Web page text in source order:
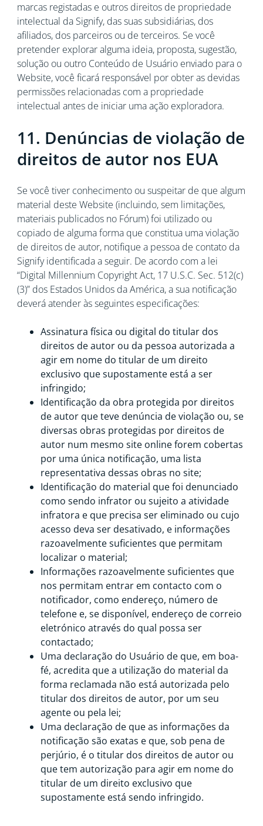
marcas registadas e outros direitos de propriedade
intelectual da Signify, das suas subsidiárias, dos
afiliados, dos parceiros ou de terceiros. Se você
pretender explorar alguma ideia, proposta, sugestão,
solução ou outro Conteúdo de Usuário enviado para o
Website, você ficará responsável por obter as devidas
permissões relacionadas com a propriedade
intelectual antes de iniciar uma ação exploradora.
11. Denúncias de violação de
direitos de autor nos EUA
Se você tiver conhecimento ou suspeitar de que algum
material deste Website (incluindo, sem limitações,
materiais publicados no Fórum) foi utilizado ou
copiado de alguma forma que constitua uma violação
de direitos de autor, notifique a pessoa de contato da
Signify identificada a seguir. De acordo com a lei
“Digital Millennium Copyright Act, 17 U.S.C. Sec. 512(c)
(3)” dos Estados Unidos da América, a sua notificação
deverá atender às seguintes especificações:
Assinatura física ou digital do titular dos
direitos de autor ou da pessoa autorizada a
agir em nome do titular de um direito
exclusivo que supostamente está a ser
infringido;
Identificação da obra protegida por direitos
de autor que teve denúncia de violação ou, se
diversas obras protegidas por direitos de
autor num mesmo site online forem cobertas
por uma única notificação, uma lista
representativa dessas obras no site;
Identificação do material que foi denunciado
como sendo infrator ou sujeito a atividade
infratora e que precisa ser eliminado ou cujo
acesso deva ser desativado, e informações
razoavelmente suficientes que permitam
localizar o material;
Informações razoavelmente suficientes que
nos permitam entrar em contacto com o
notificador, como endereço, número de
telefone e, se disponível, endereço de correio
eletrónico através do qual possa ser
contactado;
Uma declaração do Usuário de que, em boa-
fé, acredita que a utilização do material da
forma reclamada não está autorizada pelo
titular dos direitos de autor, por um seu
agente ou pela lei;
Uma declaração de que as informações da
notificação são exatas e que, sob pena de
perjúrio, é o titular dos direitos de autor ou
que tem autorização para agir em nome do
titular de um direito exclusivo que
supostamente está sendo infringido.